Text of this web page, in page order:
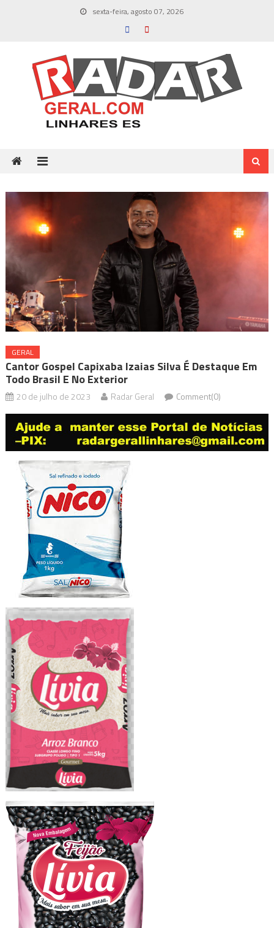
sexta-feira, agosto 07, 2026
GERAL
Cantor Gospel Capixaba Izaias Silva É Destaque Em
Todo Brasil E No Exterior
20 de julho de 2023 Radar Geral Comment(0)